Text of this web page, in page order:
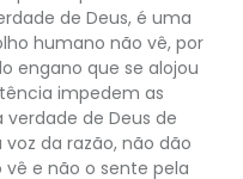
de Deus, é uma
humano não vê, por
engano que se alojou
impedem as
de Deus de
da razão, não dão
vê e não o sente pela